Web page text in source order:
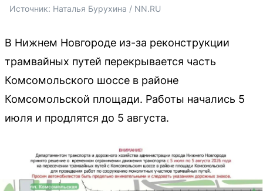
Источник: Наталья Бурухина / NN.RU
В Нижнем Новгороде из-за реконструкции
трамвайных путей перекрывается часть
Комсомольского шоссе в районе
Комсомольской площади. Работы начались 5
июля и продлятся до 5 августа.